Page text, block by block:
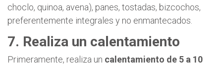
choclo, quinoa, avena), panes, tostadas, bizcochos,
preferentemente integrales y no enmantecados.
7. Realiza un calentamiento
Primeramente, realiza un calentamiento de 5 a 10